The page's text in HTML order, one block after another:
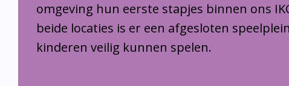
omgeving hun eerste stapjes binnen ons
beide locaties is er een afgesloten
kinderen veilig kunnen spelen.